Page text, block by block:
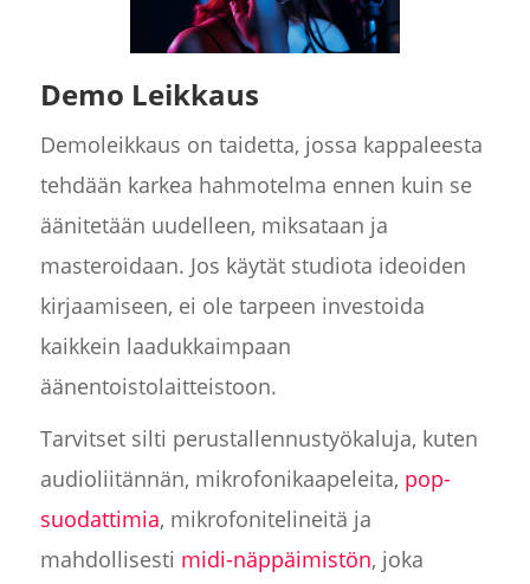
Demo Leikkaus
Demoleikkaus on taidetta, jossa kappaleesta
tehdään karkea hahmotelma ennen kuin se
äänitetään uudelleen, miksataan ja
masteroidaan. Jos käytät studiota ideoiden
kirjaamiseen, ei ole tarpeen investoida
kaikkein laadukkaimpaan
äänentoistolaitteistoon.
Tarvitset silti perustallennustyökaluja, kuten
audioliitännän, mikrofonikaapeleita, pop-
suodattimia, mikrofonitelineitä ja
mahdollisesti midi-näppäimistön, joka